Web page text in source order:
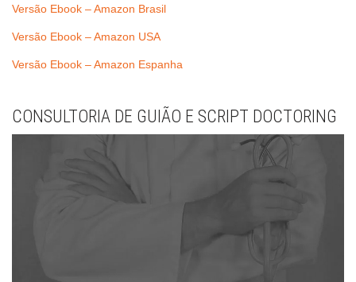
Versão Ebook – Amazon Brasil
Versão Ebook – Amazon USA
Versão Ebook – Amazon Espanha
CONSULTORIA DE GUIÃO E SCRIPT DOCTORING